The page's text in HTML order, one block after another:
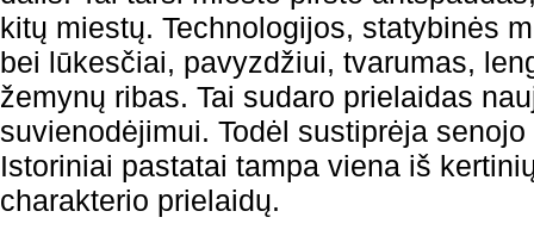
kitų miestų. Technologijos, statybinės
bei lūkesčiai, pavyzdžiui, tvarumas,
žemynų ribas. Tai sudaro prielaidas
suvienodėjimui. Todėl sustiprėja
Istoriniai pastatai tampa viena iš
charakterio prielaidų.